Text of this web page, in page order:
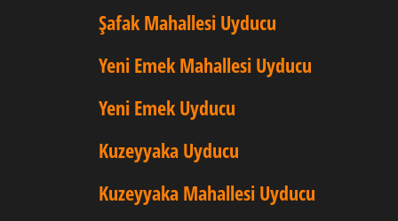
Şafak Mahallesi Uyducu
Yeni Emek Mahallesi Uyducu
Yeni Emek Uyducu
Kuzeyyaka Uyducu
Kuzeyyaka Mahallesi Uyducu